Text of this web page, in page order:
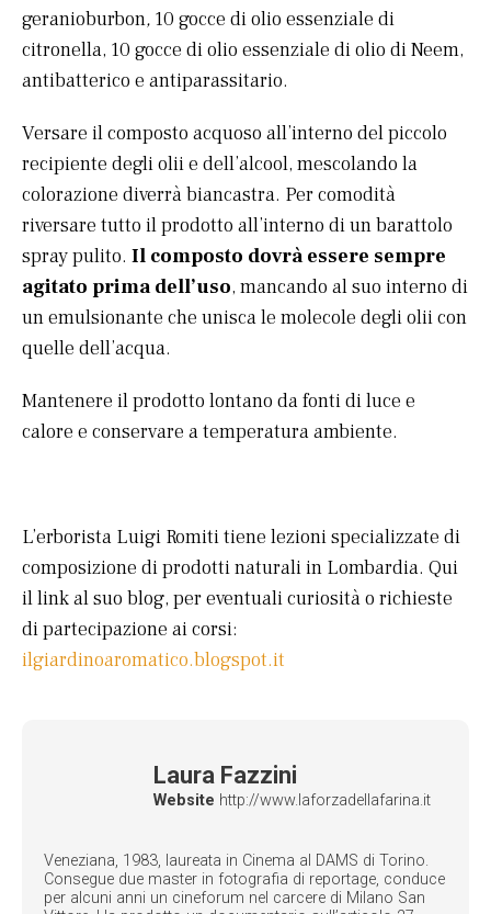
geranioburbon, 10 gocce di olio essenziale di
citronella, 10 gocce di olio essenziale di olio di Neem,
antibatterico e antiparassitario.
Versare il composto acquoso all’interno del piccolo
recipiente degli olii e dell’alcool, mescolando la
colorazione diverrà biancastra. Per comodità
riversare tutto il prodotto all’interno di un barattolo
spray pulito. Il composto dovrà essere sempre
agitato prima dell’uso, mancando al suo interno di
un emulsionante che unisca le molecole degli olii con
quelle dell’acqua.
Mantenere il prodotto lontano da fonti di luce e
calore e conservare a temperatura ambiente.
L’erborista Luigi Romiti tiene lezioni specializzate di
composizione di prodotti naturali in Lombardia. Qui
il link al suo blog, per eventuali curiosità o richieste
di partecipazione ai corsi:
ilgiardinoaromatico.blogspot.it
Laura Fazzini
Website http://www.laforzadellafarina.it
Veneziana, 1983, laureata in Cinema al DAMS di Torino.
Consegue due master in fotografia di reportage, conduce
per alcuni anni un cineforum nel carcere di Milano San